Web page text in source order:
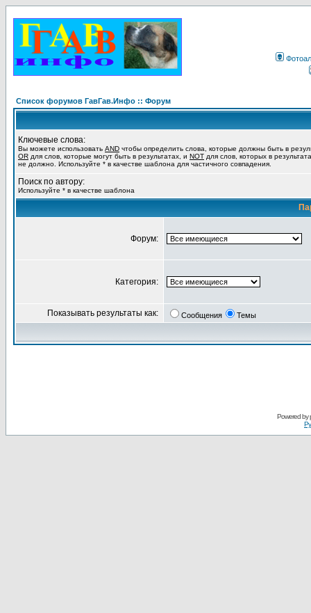
Список форумов ГавГав.Инфо :: Форум
Ключевые слова:
Вы можете использовать AND чтобы определить слова, которые должны быть в
OR для слов, которые могут быть в результатах, и NOT для слов, которых в
не должно. Используйте * в качестве шаблона для частичного совпадения.
Поиск по автору:
Используйте * в качестве шаблона
Форум:
Категория:
Показывать результаты как: Сообщения Темы
Powered by